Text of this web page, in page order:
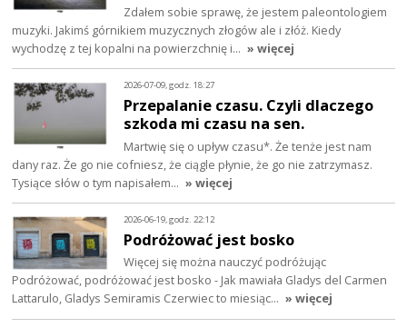
Zdałem sobie sprawę, że jestem paleontologiem
muzyki. Jakimś górnikiem muzycznych złogów ale i złóż. Kiedy
wychodzę z tej kopalni na powierzchnię i… » więcej
2026-07-09, godz. 18:27
Przepalanie czasu. Czyli dlaczego
szkoda mi czasu na sen.
Martwię się o upływ czasu*. Że tenże jest nam
dany raz. Że go nie cofniesz, że ciągle płynie, że go nie zatrzymasz.
Tysiące słów o tym napisałem… » więcej
2026-06-19, godz. 22:12
Podróżować jest bosko
Więcej się można nauczyć podróżując
Podróżować, podróżować jest bosko - Jak mawiała Gladys del Carmen
Lattarulo, Gladys Semiramis Czerwiec to miesiąc… » więcej